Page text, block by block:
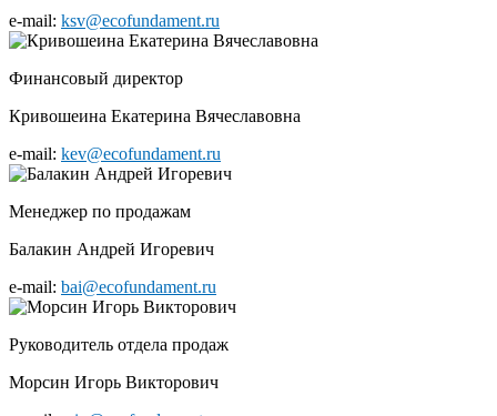
e-mail: ksv@ecofundament.ru
Финансовый директор
Кривошеина Екатерина Вячеславовна
e-mail: kev@ecofundament.ru
Менеджер по продажам
Балакин Андрей Игоревич
e-mail: bai@ecofundament.ru
Руководитель отдела продаж
Морсин Игорь Викторович